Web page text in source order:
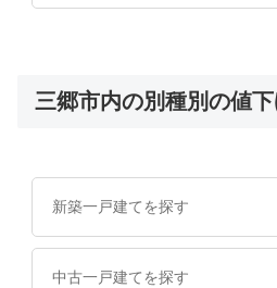
三郷市内の別種別の値
新築一戸建てを探す
中古一戸建てを探す